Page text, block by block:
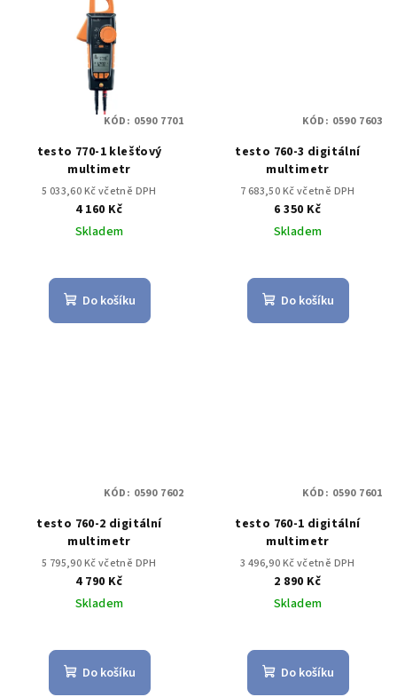
testo 770-1 klešťový
multimetr
5 033,60 Kč včetně DPH
4 160 Kč
Skladem
Do košíku
KÓD: 0590 7701
testo 760-3 digitální
multimetr
7 683,50 Kč včetně DPH
6 350 Kč
Skladem
Do košíku
KÓD: 0590 7603
testo 760-2 digitální
multimetr
5 795,90 Kč včetně DPH
4 790 Kč
Skladem
Do košíku
KÓD: 0590 7602
testo 760-1 digitální
multimetr
3 496,90 Kč včetně DPH
2 890 Kč
Skladem
Do košíku
KÓD: 0590 7601